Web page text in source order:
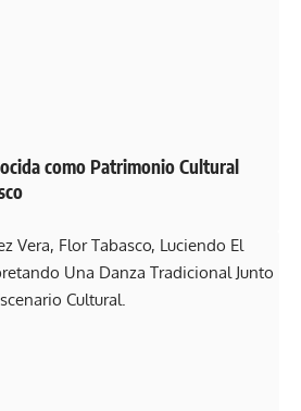
como Patrimonio Cultural